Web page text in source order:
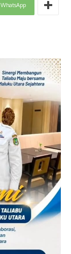
WhatsApp